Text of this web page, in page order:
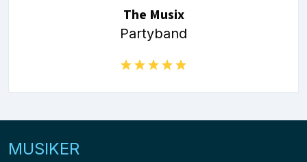
The Musix
Partyband
MUSIKER